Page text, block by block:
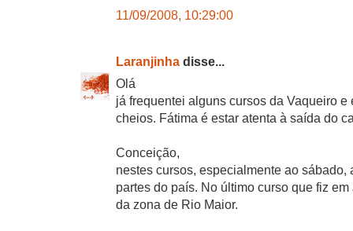
11/09/2008, 10:29:00
Laranjinha disse...
Olá
já frequentei alguns cursos da Vaqueiro
cheios. Fátima é estar atenta à saída do
Conceição,
nestes cursos, especialmente ao
partes do país. No último curso que fiz
da zona de Rio Maior.